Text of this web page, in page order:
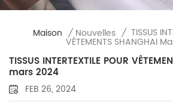
Maison / Nouvelles / TISSUS
VÊTEMENTS SHANGHAI
TISSUS INTERTEXTILE POUR
mars 2024
FEB 26, 2024